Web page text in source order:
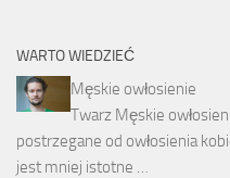
WARTO WIEDZIEĆ
Męskie owłosienie
Twarz Męskie
postrzegane od owłosienia
jest mniej istotne …